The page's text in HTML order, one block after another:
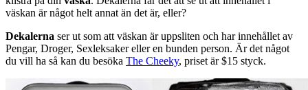
väskan är något helt annat än det är, eller?
Dekalerna ser ut som att väskan är uppsliten och har innehållet av
Pengar, Droger, Sexleksaker eller en bunden person. Är det något
du vill ha så kan du besöka The Cheeky, priset är $15 styck.